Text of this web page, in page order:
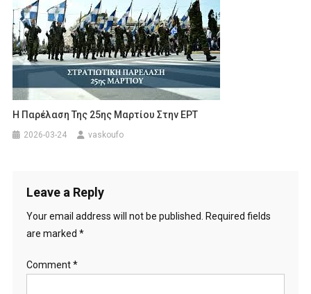
Η Παρέλαση Της 25ης Μαρτίου Στην ΕΡΤ
2026-03-24 vaskoufo
Leave a Reply
Your email address will not be published. Required fields
are marked *
Comment*